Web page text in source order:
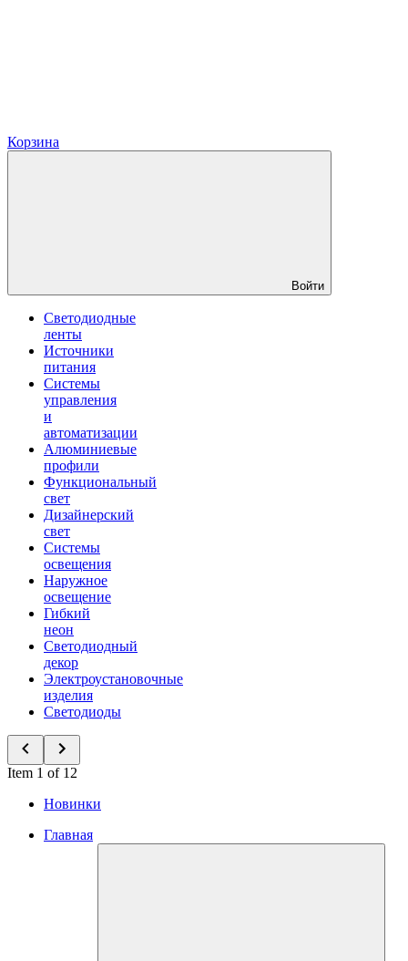
Корзина
Войти
Светодиодные
ленты
Источники
питания
Системы
управления
и
автоматизации
Алюминиевые
профили
Функциональный
свет
Дизайнерский
свет
Системы
освещения
Наружное
освещение
Гибкий
неон
Светодиодный
декор
Электроустановочные
изделия
Светодиоды
Item 1 of 12
Новинки
Главная